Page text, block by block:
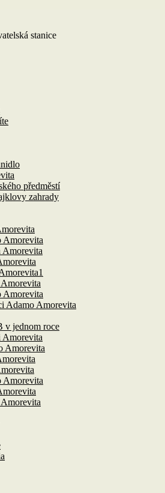
stanice
předměstí
zahrady
Amorevita
Amorevita
Amorevita
Adamo Amorevita
v jednom roce
Amorevita
Amorevita